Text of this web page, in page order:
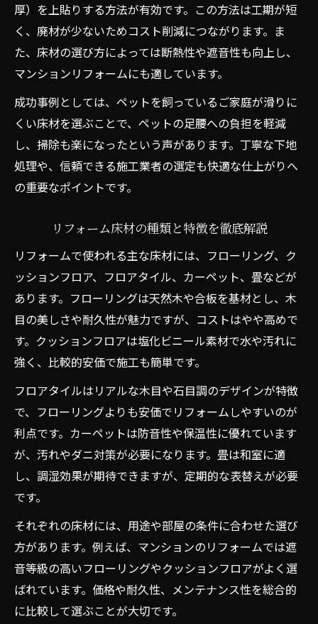
リフォーム床材おすすめ薄型タイプの特徴
解説
フローリング上張りで簡単リフォーム実現
フローリングリフォーム上張りのメリット
と実践法
リフォームで簡単に床材上張りするポイン
ト
上張りリフォーム用フローリングの選び方
ガイド
床リフォーム自分で挑戦する上張り施工の
リフォーム床材上張りとコスト削減の秘訣
用途別おすすめ床材で失敗しないリフォーム
リフォームに役立つ用途別床材の選び方と
特徴
床リフォームおすすめ素材を部屋別に解説
家族構成で選ぶリフォーム床材のポイント
キッチンやリビングに最適な床材リフォー
ム術
子ども部屋や水回り向けの床材リフォーム
法
厚）を上貼りする方法が有効です。この方法は工期が短
く、廃材が少ないためコスト削減につながります。ま
た、床材の選び方によっては断熱性や遮音性も向上し、
マンションリフォームにも適しています。
成功事例としては、ペットを飼っているご家庭が滑りに
くい床材を選ぶことで、ペットの足腰への負担を軽減
し、掃除も楽になったという声があります。丁寧な下地
処理や、信頼できる施工業者の選定も快適な仕上がりへ
の重要なポイントです。
リフォーム床材の種類と特徴を徹底解説
リフォームで使われる主な床材には、フローリング、ク
ッションフロア、フロアタイル、カーペット、畳などが
あります。フローリングは天然木や合板を基材とし、木
目の美しさや耐久性が魅力ですが、コストはやや高めで
す。クッションフロアは塩化ビニール素材で水や汚れに
強く、比較的安価で施工も簡単です。
フロアタイルはリアルな木目や石目調のデザインが特徴
で、フローリングよりも安価でリフォームしやすいのが
利点です。カーペットは防音性や保温性に優れています
が、汚れやダニ対策が必要になります。畳は和室に適
し、調湿効果が期待できますが、定期的な表替えが必要
です。
それぞれの床材には、用途や部屋の条件に合わせた選び
方があります。例えば、マンションのリフォームでは遮
音等級の高いフローリングやクッションフロアがよく選
ばれています。価格や耐久性、メンテナンス性を総合的
に比較して選ぶことが大切です。